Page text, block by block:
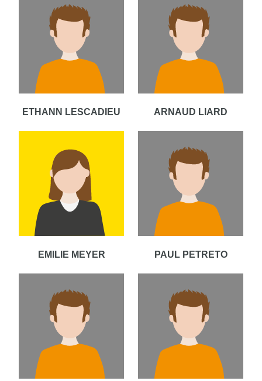
ETHANN LESCADIEU ARNAUD LIARD
EMILIE MEYER PAUL PETRETO